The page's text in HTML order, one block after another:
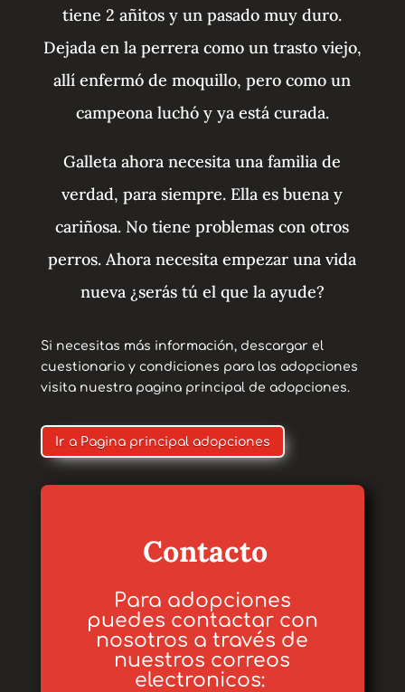
tiene 2 añitos y un pasado muy duro.
Dejada en la perrera como un trasto viejo,
allí enfermó de moquillo, pero como un
campeona luchó y ya está curada.
Galleta ahora necesita una familia de
verdad, para siempre. Ella es buena y
cariñosa. No tiene problemas con otros
perros. Ahora necesita empezar una vida
nueva ¿serás tú el que la ayude?
Si necesitas más información, descargar el
cuestionario y condiciones para las adopciones
visita nuestra pagina principal de adopciones.
Ir a Pagina principal adopciones
Contacto
Para adopciones
puedes contactar con
nosotros a través de
nuestros correos
electronicos: